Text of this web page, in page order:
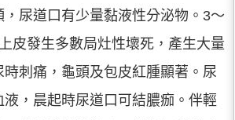
尿道口有少量黏液性分泌物。3～
皮發生多數局灶性壞死，產生大量
刺痛，龜頭及包皮紅腫顯著。尿
，晨起時尿道口可結膿痂。伴輕